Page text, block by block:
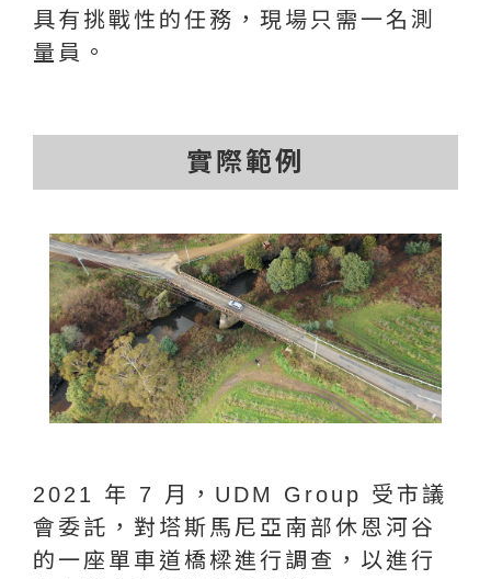
具有挑戰性的任務，現場只需一名測
量員。
實際範例
2021 年 7 月，UDM Group 受市議
會委託，對塔斯馬尼亞南部休恩河谷
的一座單車道橋樑進行調查，以進行